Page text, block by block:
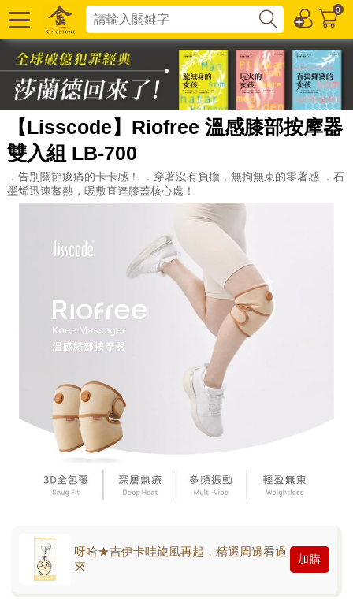
0
【Lisscode】Riofree 溫感膝部按摩器
雙入組 LB-700
．告別關節痠痛的卡卡感！ ．穿著沒有負擔，無拘無束的零著感 ．石
墨烯迅速蓄熱，暖敷直達膝蓋核心處！
呀哈★吉伊卡哇旋風再起，精選周邊看過
來
加購